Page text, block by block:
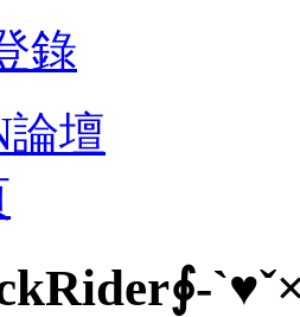
錄
論壇